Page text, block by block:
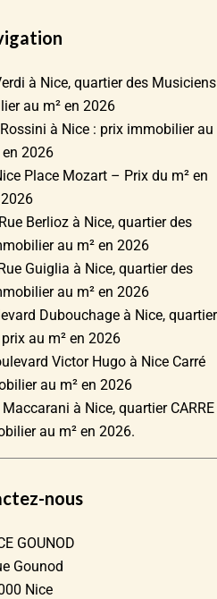
à Nice, quartier des Musiciens
au m² en 2026
à Nice : prix immobilier au
en 2026
Place Mozart – Prix du m² en
2026
Berlioz à Nice, quartier des
au m² en 2026
Guiglia à Nice, quartier des
au m² en 2026
Dubouchage à Nice, quartier
prix au m² en 2026
Victor Hugo à Nice Carré
au m² en 2026
à Nice, quartier CARRE
au m² en 2026.
nous
GOUNOD
Gounod
Nice